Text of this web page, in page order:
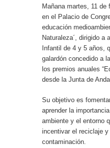
Mañana martes, 11 de
en el Palacio de
educación
Naturaleza´, dirigido a
Infantil de 4 y 5 años,
galardón concedido a
los premios anuales
desde la Junta de
Su objetivo es
aprender la
ambiente y el entorno
incentivar el reciclaje
contaminación.